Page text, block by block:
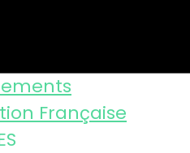
Française